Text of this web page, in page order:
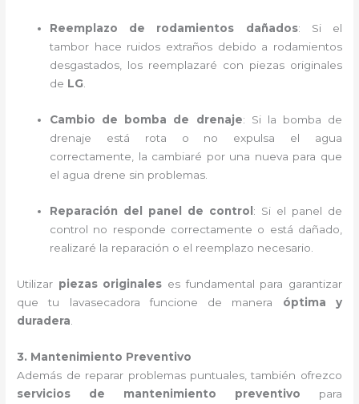
Reemplazo de rodamientos dañados: Si el
tambor hace ruidos extraños debido a rodamientos
desgastados, los reemplazaré con piezas originales
de LG.
Cambio de bomba de drenaje: Si la bomba de
drenaje está rota o no expulsa el agua
correctamente, la cambiaré por una nueva para que
el agua drene sin problemas.
Reparación del panel de control : Si el panel de
control no responde correctamente o está dañado,
realizaré la reparación o el reemplazo necesario.
Utilizar piezas originales es fundamental para garantizar
que tu lavasecadora funcione de manera óptima y
duradera
3. Mantenimiento Preventivo
Además de reparar problemas puntuales, también ofrezco
servicios de mantenimiento preventivo para